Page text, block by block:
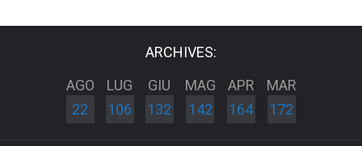
ARCHIVES:
AGO
22
LUG
106
GIU
132
MAG
142
APR
164
MAR
172